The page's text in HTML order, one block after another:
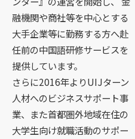
融機関や商社等を中心とする
大手企業等に勤務する方へ赴
任前の中国語研修サービスを
提供しています。
さらに2016年よりUIJターン
人材へのビジネスサポート事
業、また首都圏外地域在住の
大学生向け就職活動のサポー